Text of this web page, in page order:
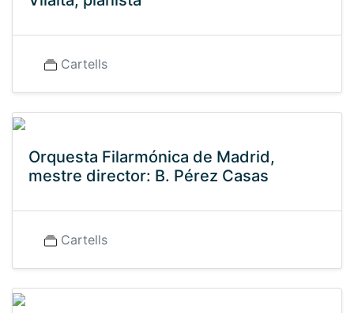
Cartells
Orquesta Filarmónica de Madrid,
mestre director: B. Pérez Casas
Cartells